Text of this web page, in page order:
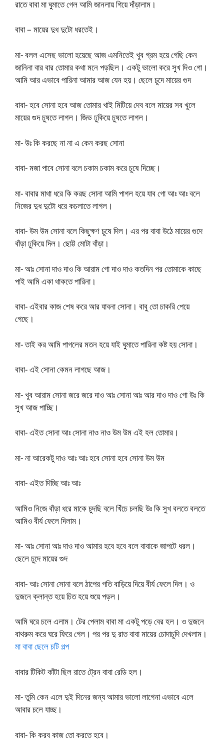
রাতে বাবা মা ঘুমাতে গেল আমি জানলায় গিয়ে দাঁড়ালাম।
বাবা – মায়ের দুধ দুটো ধরতেই।
মা- বলল এসেছ ভালো হয়েছে আজ এমনিতেই খুব গ্রম হয়ে গেছি কেন
জানিনা বার বার তোমার কথা মনে পড়ছিল। একটু ভালো করে সুখ দিও গো।
আমি আর এভাবে পারিনা আমার আজ যেন হয়। ছেলে চুদে মায়ের গুদ
বাবা- হবে সোনা হবে আজ তোমার খাই মিটিয়ে দেব বলে মায়ের সব খুলে
মায়ের গুদ চুষতে লাগল। জিভ ঢুকিয়ে চুষতে লাগল।
মা- উঃ কি করছে না না এ কেন করছ সোনা
বাবা- মজা পাবে সোনা বলে চকাম চকাম করে চুষে দিচ্ছে।
মা- বাবার মাথা ধরে কি করছ সোনা আমি পাগল হয়ে যাব গো আঃ আঃ বলে
নিজের দুধ দুটো ধরে কচলাতে লাগল।
বাবা- উম উম সোনা বলে কিছুক্ষণ চুষে দিল। এর পর বাবা উঠে মায়ের গুদে
বাঁড়া ঢুকিয়ে দিল। ছোট্ট মোটা বাঁড়া।
মা- আঃ সোনা দাও দাও কি আরাম গো দাও দাও কতদিন পর তোমাকে কাছে
পাই আমি একা থাকতে পারিনা।
বাবা- এইবার কাজ শেষ করে আর যাবনা সোনা। বাবু তো চাকরি পেয়ে
গেছে।
মা- তাই কর আমি পাগলের মতন হয়ে যাই ঘুমাতে পারিনা কষ্ট হয় সোনা।
বাবা- এই সোনা কেমন লাগছে আজ।
মা- খুব আরাম সোনা জরে জরে দাও আঃ সোনা আঃ আর দাও দাও গো উঃ কি
সুখ আজ পাচ্ছি।
বাবা- এইত সোনা আঃ সোনা নাও নাও উম উম এই হল তোমার।
মা- না আরেকটু দাও আঃ আঃ হবে সোনা হবে সোনা উম উম
বাবা- এইত দিচ্ছি আঃ আঃ
আমিও নিজে বাঁড়া ধরে মাকে চুদছি বলে খিঁচে চলছি উঃ কি সুখ বলতে বলতে
আমিও বীর্য ফেলে দিলাম।
মা- আঃ সোনা আঃ দাও দাও আমার হবে হবে বলে বাবাকে জাপটে ধরল।
ছেলে চুদে মায়ের গুদ
বাবা- আঃ সোনা সোনা বলে ঠাপের গতি বাড়িয়ে দিয়ে বীর্য ফেলে দিল। ও
দুজনে ক্লান্ত হয়ে চিত হয়ে শুয়ে পড়ল।
আমি ঘরে চলে এলাম। টের পেলাম বাবা মা একটু পড়ে বের হল। ও দুজনে
বাথরুম করে ঘরে ফিরে গেল। পর পর দু রাত বাবা মায়ের চোদাচুদি দেখলাম।
মা বাবা ছেলে চটি গল্প
বাবার টিকিট কাঁটা ছিল রাতে ট্রেন বাবা রেডি হল।
মা- তুমি কেন এলে দুই দিনের জন্য আমার ভালো লাগেনা এভাবে এলে
আবার চলে যাচ্ছ।
বাবা- কি করব কাজ তো করতে হবে।